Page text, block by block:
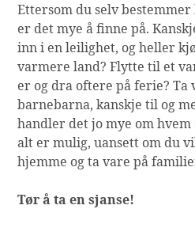
Ettersom du selv
er det mye å finne på.
inn i en leilighet, og heller
varmere land? Flytte til et
er og dra oftere på ferie? Ta
barnebarna, kanskje til og
handler det jo mye om
alt er mulig, uansett om du
hjemme og ta vare på
Tør å ta en sjanse!